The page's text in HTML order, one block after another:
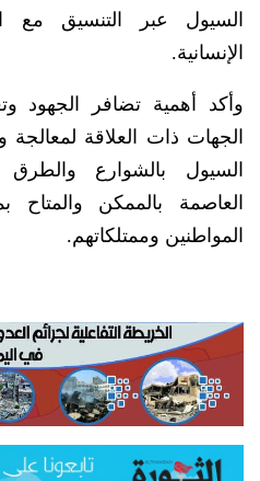
السيول عبر التنسيق مع
الإنسانية.
وأكد أهمية تضافر الجهود
الجهات ذات العلاقة لمعالجة
السيول بالشوارع
العاصمة بالممكن
المواطنين وممتلكاتهم.